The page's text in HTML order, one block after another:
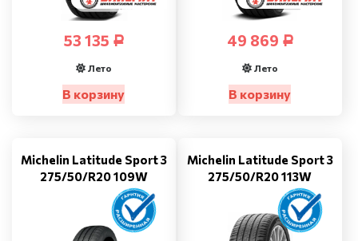
53 135 Р
Лето
В корзину
49 869 Р
Лето
В корзину
Michelin Latitude Sport 3
275/50/R20 109W
Michelin Latitude Sport 3
275/50/R20 113W